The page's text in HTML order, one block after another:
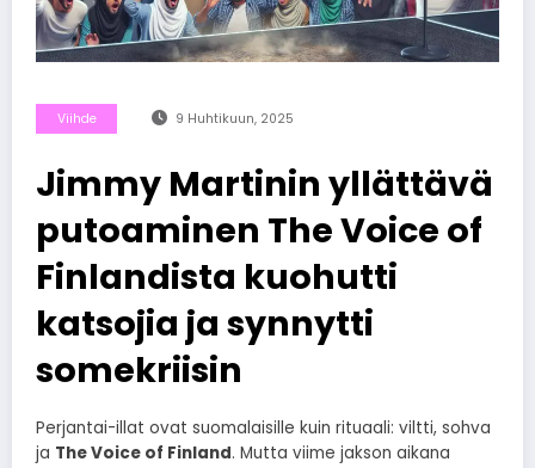
Viihde 9 Huhtikuun, 2025
Jimmy Martinin yllättävä
putoaminen The Voice of
Finlandista kuohutti
katsojia ja synnytti
somekriisin
Perjantai-illat ovat suomalaisille kuin rituaali: viltti, sohva
ja The Voice of Finland. Mutta viime jakson aikana